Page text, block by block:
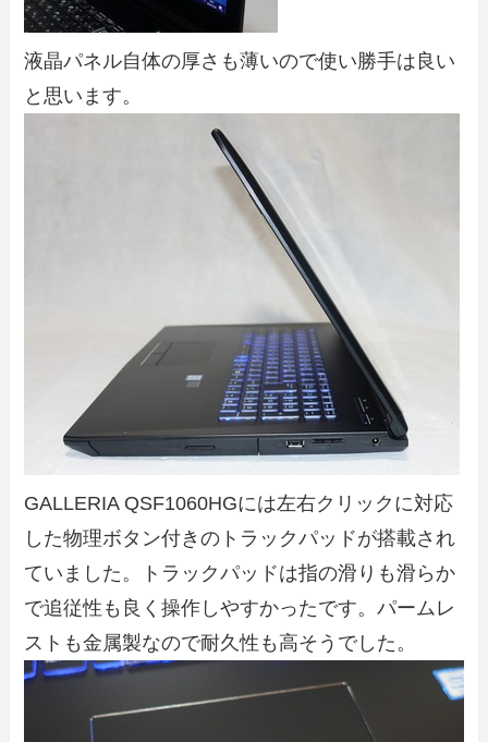
液晶パネル自体の厚さも薄いので使い勝手は良い
と思います。
GALLERIA QSF1060HGには左右クリックに対応
した物理ボタン付きのトラックパッドが搭載され
ていました。トラックパッドは指の滑りも滑らか
で追従性も良く操作しやすかったです。パームレ
ストも金属製なので耐久性も高そうでした。